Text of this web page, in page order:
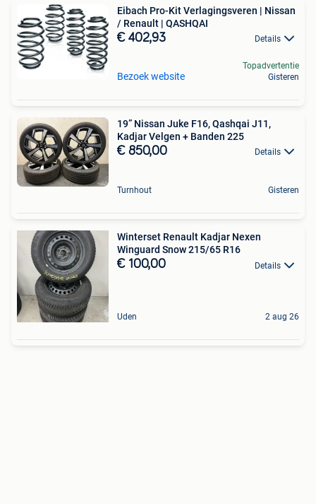
Eibach Pro-Kit Verlagingsveren | Nissan
/ Renault | QASHQAI
€ 402,93 Details
Bezoek website
Topadvertentie
Gisteren
19” Nissan Juke F16, Qashqai J11,
Kadjar Velgen + Banden 225
€ 850,00 Details
Turnhout Gisteren
Winterset Renault Kadjar Nexen
Winguard Snow 215/65 R16
€ 100,00 Details
Uden 2 aug 26